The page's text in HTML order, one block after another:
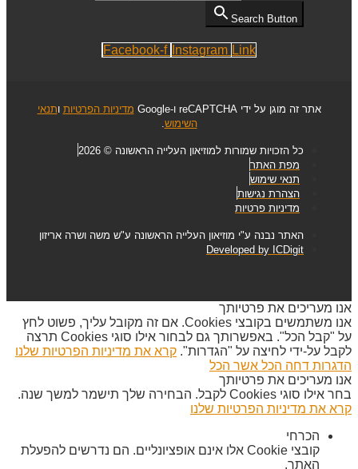
Search Button
Facebook-f Instagram Link
אתר זה מוגן על ידי reCAPTCHA ו-Google מדיניות הפרטיות ותנאי
השימוש
כל הזכויות שמורות למוזיאון העלייה הראשונה © 2026
מפת האתר
תנאי שימוש
הצהרת נגישות
מדיניות פרטיות
האתר נבנה ע"י מוזיאון העלייה הראשונה ע"ש משה ושרה אריזון
Developed by ICDigit
אנו מעריכים את פרטיותך
אנו משתמשים בקובצי Cookies. אם זה מקובל עליך, פשוט לחץ
על "קבל הכל". באפשרותך גם לבחור אילו סוגי Cookies תרצה
לקבל על-ידי לחיצה על "הגדרות". קרא את מדיניות הפרטיות שלנו
הדגרות דחה הכל אשר הכל
אנו מעריכים את פרטיותך
בחר אילו סוגי Cookies לקבל. הבחירה שלך תישמר למשך שנה.
קרא את מדיניות הפרטיות שלנו
הכרחי
קובצי Cookie אלו אינם אופציונליים. הם נדרשים להפעלת
האתר.